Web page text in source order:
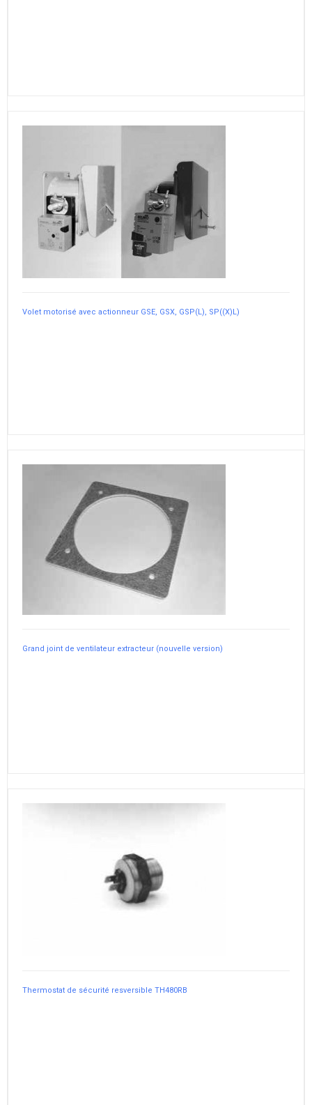
Volet motorisé avec actionneur GSE, GSX, GSP(L), SP((X)L)
Grand joint de ventilateur extracteur (nouvelle version)
Thermostat de sécurité resversible TH480RB